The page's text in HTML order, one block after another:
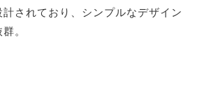
されており、シンプルなデザイン
。